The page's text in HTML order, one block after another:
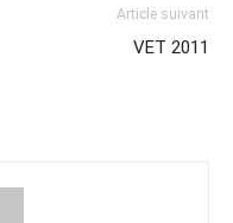
Article suivant
VET 2011